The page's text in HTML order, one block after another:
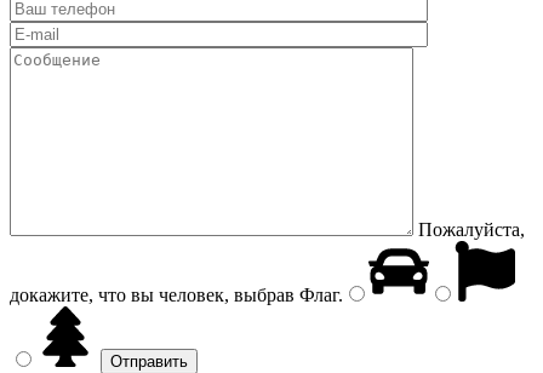
Пожалуйста,
докажите, что вы человек, выбрав Флаг.